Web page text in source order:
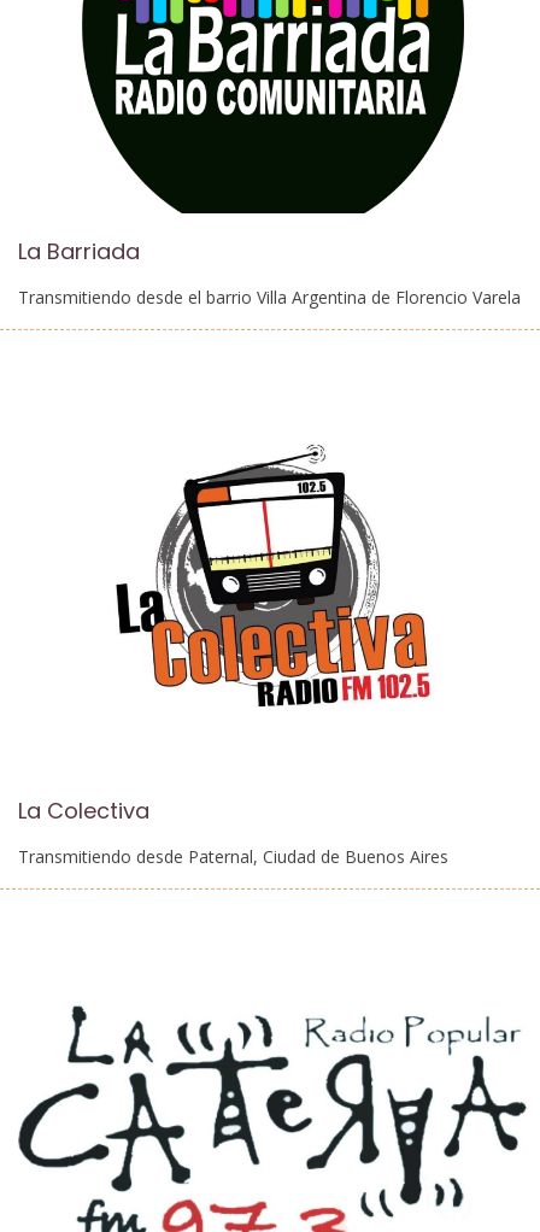
La Barriada
Transmitiendo desde el barrio Villa Argentina de Florencio Varela
La Colectiva
Transmitiendo desde Paternal, Ciudad de Buenos Aires